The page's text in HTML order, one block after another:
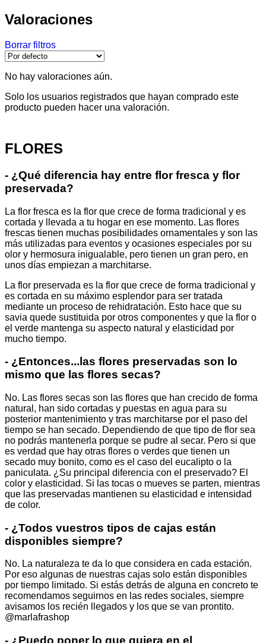
Valoraciones
Borrar filtros
No hay valoraciones aún.
Solo los usuarios registrados que hayan comprado este
producto pueden hacer una valoración.
FLORES
- ¿Qué diferencia hay entre flor fresca y flor
preservada?
La flor fresca es la flor que crece de forma tradicional y es
cortada y llevada a tu hogar en ese momento. Las flores
frescas tienen muchas posibilidades ornamentales y son las
más utilizadas para eventos y ocasiones especiales por su
olor y hermosura inigualable, pero tienen un gran pero, en
unos días empiezan a marchitarse.
La flor preservada es la flor que crece de forma tradicional y
es cortada en su máximo esplendor para ser tratada
mediante un proceso de rehidratación. Esto hace que su
savia quede sustituida por otros componentes y que la flor o
el verde mantenga su aspecto natural y elasticidad por
mucho tiempo.
- ¿Entonces...las flores preservadas son lo
mismo que las flores secas?
No. Las flores secas son las flores que han crecido de forma
natural, han sido cortadas y puestas en agua para su
posterior mantenimiento y tras marchitarse por el paso del
tiempo se han secado. Dependiendo de que tipo de flor sea
no podrás mantenerla porque se pudre al secar. Pero si que
es verdad que hay otras flores o verdes que tienen un
secado muy bonito, como es el caso del eucalipto o la
paniculata. ¿Su principal diferencia con el preservado? El
color y elasticidad. Si las tocas o mueves se parten, mientras
que las preservadas mantienen su elasticidad e intensidad
de color.
- ¿Todos vuestros tipos de cajas están
disponibles siempre?
No. La naturaleza te da lo que considera en cada estación.
Por eso algunas de nuestras cajas solo están disponibles
por tiempo limitado. Si estás detrás de alguna en concreto te
recomendamos seguirnos en las redes sociales, siempre
avisamos los recién llegados y los que se van prontito.
@marlafrashop
- ¿Puedo poner lo que quiera en el